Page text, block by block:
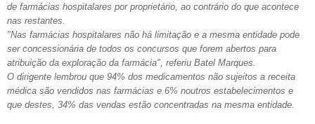
de farmácias hospitalares por proprietário, ao contrário do que acontece
nas restantes.
"Nas farmácias hospitalares não há limitação e a mesma entidade pode
ser concessionária de todos os concursos que forem abertos para
atribuição da exploração da farmácia", referiu Batel Marques.
O dirigente lembrou que 94% dos medicamentos não sujeitos a receita
médica são vendidos nas farmácias e 6% noutros estabelecimentos e
que destes, 34% das vendas estão concentradas na mesma entidade.